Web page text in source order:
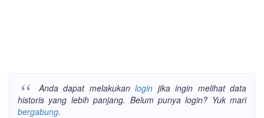
Anda dapat melakukanlogin jika ingin melihat data
historis yang lebih panjang. Belum punya login? Yuk mari
bergabung.